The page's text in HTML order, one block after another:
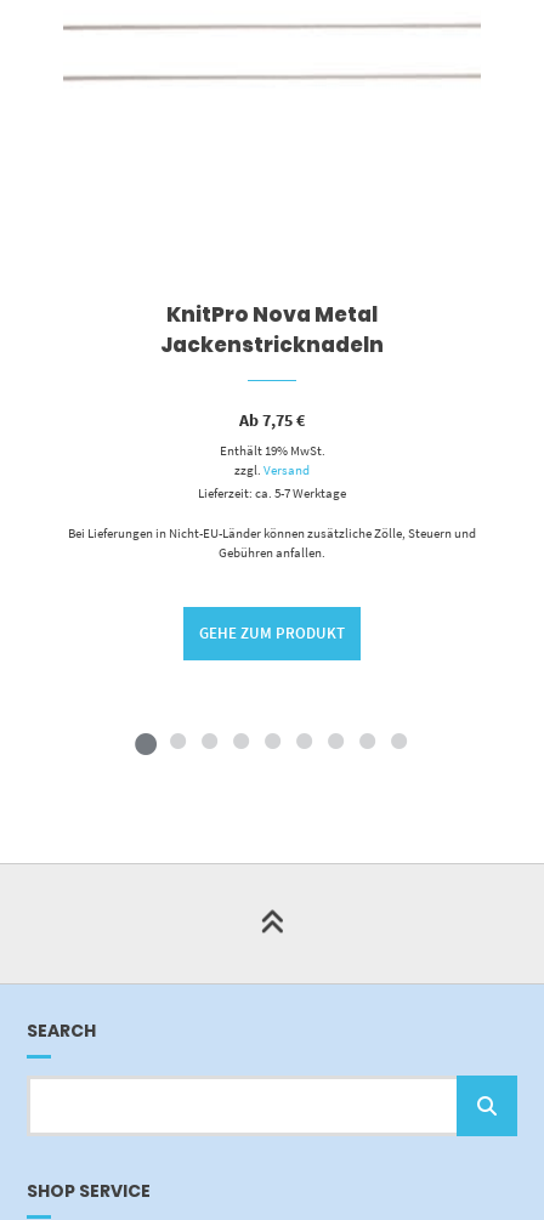
KnitPro Nova Metal
Jackenstricknadeln
Ab7,75€
Enthält 19% MwSt.
zzgl.Versand
Lieferzeit: ca. 5-7 Werktage
Bei Lieferungen in Nicht-EU-Länder können zusätzliche Zölle, Steuern und
Gebühren anfallen.
GEHE ZUM PRODUKT
SEARCH
SHOP SERVICE